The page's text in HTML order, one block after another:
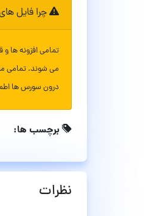
چرا فایل
تمامی افزونه ها
می شوند. تمامی
درون سورس ها
برچسب ها:
نظرات